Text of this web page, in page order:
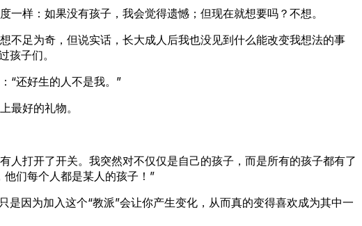
样：如果没有孩子，我会觉得遗憾；但现在就想要吗？不想。
足为奇，但说实话，长大成人后我也没见到什么能改变我想法的事
孩子们。
“还好生的人不是我。”
最好的礼物。
打开了开关。我突然对不仅仅是自己的孩子，而是所有的孩子都有了
们每个人都是某人的孩子！”
因为加入这个“教派”会让你产生变化，从而真的变得喜欢成为其中一